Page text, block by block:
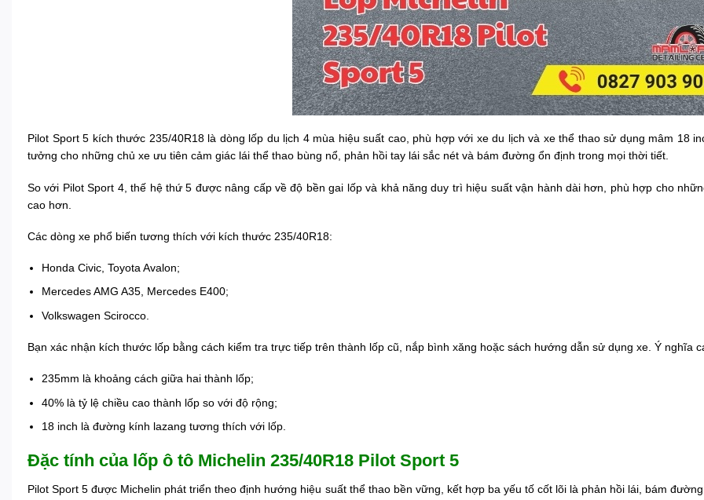
Pilot Sport 5 kích thước 235/40R18 là dòng lốp du lịch 4 mùa hiệu suất cao, phù hợp với xe du lịch và xe thể thao sử dụng mâm 18
tưởng cho những chủ xe ưu tiên cảm giác lái thể thao bùng nổ, phản hồi tay lái sắc nét và bám đường ổn định trong mọi thời tiết.
So với Pilot Sport 4, thế hệ thứ 5 được nâng cấp về độ bền gai lốp và khả năng duy trì hiệu suất vận hành dài hơn, phù hợp cho
cao hơn.
Các dòng xe phổ biến tương thích với kích thước 235/40R18:
Honda Civic, Toyota Avalon;
Mercedes AMG A35, Mercedes E400;
Volkswagen Scirocco.
Bạn xác nhận kích thước lốp bằng cách kiểm tra trực tiếp trên thành lốp cũ, nắp bình xăng hoặc sách hướng dẫn sử dụng xe. Ý nghĩa
235mm là khoảng cách giữa hai thành lốp;
40% là tỷ lệ chiều cao thành lốp so với độ rộng;
18 inch là đường kính lazang tương thích với lốp.
Đặc tính của lốp ô tô Michelin 235/40R18 Pilot Sport 5
Pilot Sport 5 được Michelin phát triển theo định hướng hiệu suất thể thao bền vững, kết hợp ba yếu tố cốt lõi là phản hồi lái, bám